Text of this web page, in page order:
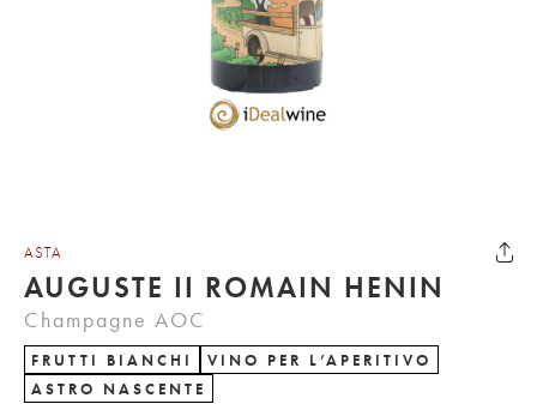
ASTA
AUGUSTE II ROMAIN HENIN
Champagne AOC
FRUTTI BIANCHI
VINO PER L’APERITIVO
ASTRO NASCENTE